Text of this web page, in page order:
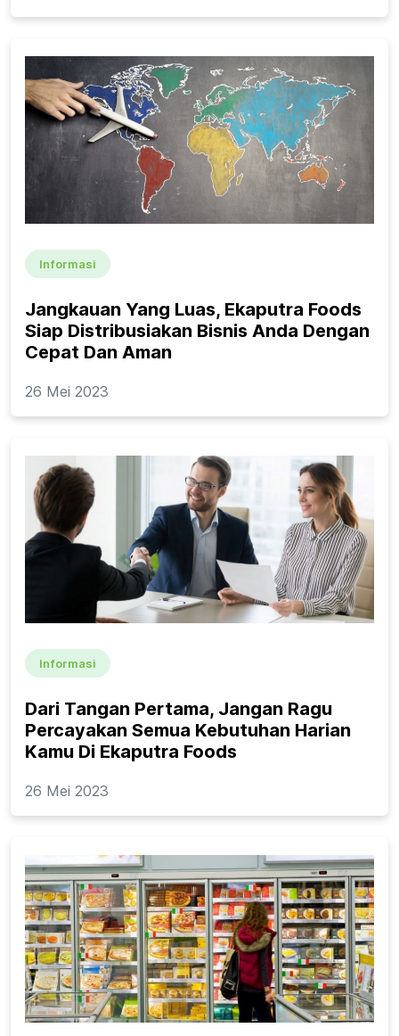
Informasi
Jangkauan Yang Luas, Ekaputra Foods
Siap Distribusiakan Bisnis Anda Dengan
Cepat Dan Aman
26 Mei 2023
Informasi
Dari Tangan Pertama, Jangan Ragu
Percayakan Semua Kebutuhan Harian
Kamu Di Ekaputra Foods
26 Mei 2023